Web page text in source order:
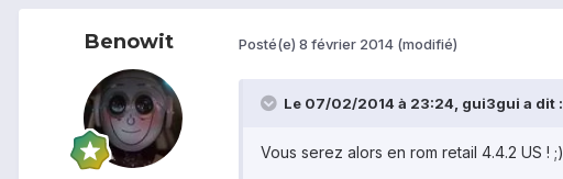
Benowit Posté(e) 8 février 2014 (modifié)
Le 07/02/2014 à 23:24, gui3gui a dit :
Vous serez alors en rom retail 4.4.2 US ! ;)